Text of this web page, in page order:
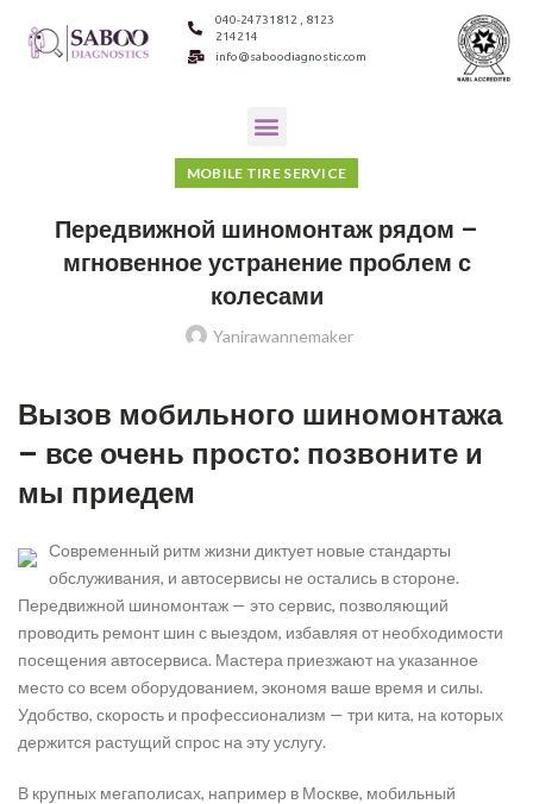
040-24731812 , 8123
214214
info@saboodiagnostic.com
MOBILE TIRE SERVICE
Передвижной шиномонтаж рядом –
мгновенное устранение проблем с
колесами
Yanirawannemaker
Вызов мобильного шиномонтажа
– все очень просто: позвоните и
мы приедем
Современный ритм жизни диктует новые стандарты
обслуживания, и автосервисы не остались в стороне.
Передвижной шиномонтаж — это сервис, позволяющий
проводить ремонт шин с выездом, избавляя от необходимости
посещения автосервиса. Мастера приезжают на указанное
место со всем оборудованием, экономя ваше время и силы.
Удобство, скорость и профессионализм — три кита, на которых
держится растущий спрос на эту услугу.
В крупных мегаполисах, например в Москве, мобильный